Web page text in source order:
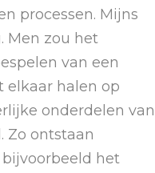
processen. Mijns
Men zou het
van een
elkaar halen op
onderdelen van
Zo ontstaan
het